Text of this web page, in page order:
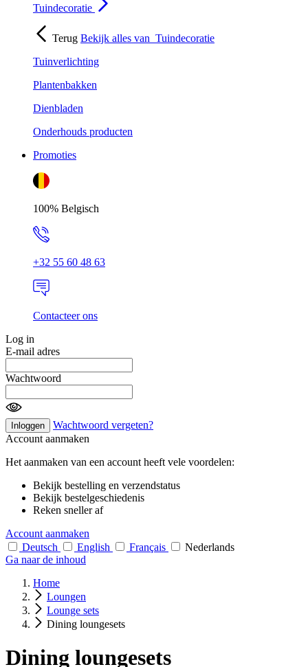
Tuindecoratie
Terug Bekijk alles van Tuindecoratie
Tuinverlichting
Plantenbakken
Dienbladen
Onderhouds producten
Promoties
100% Belgisch
+32 55 60 48 63
Contacteer ons
Log in
E-mail adres
Wachtwoord
Inloggen
Wachtwoord vergeten?
Account aanmaken
Het aanmaken van een account heeft vele voordelen:
Bekijk bestelling en verzendstatus
Bekijk bestelgeschiedenis
Reken sneller af
Account aanmaken
Deutsch
English Français
Nederlands
Ga naar de inhoud
Home
Loungen
Lounge sets
Dining loungesets
Dining loungesets